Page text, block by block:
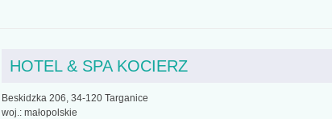
HOTEL & SPA KOCIERZ
Beskidzka 206, 34-120 Targanice
woj.: małopolskie